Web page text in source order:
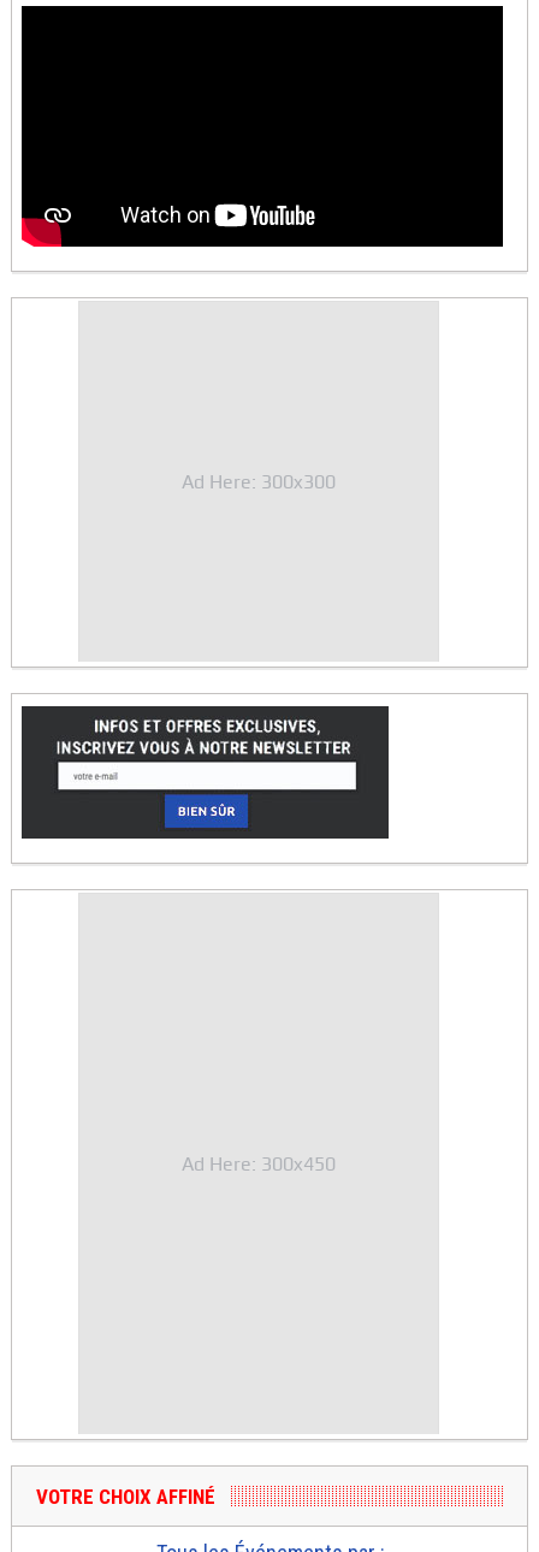
Ad Here: 300x300
Ad Here: 300x450
VOTRE CHOIX AFFINÉ